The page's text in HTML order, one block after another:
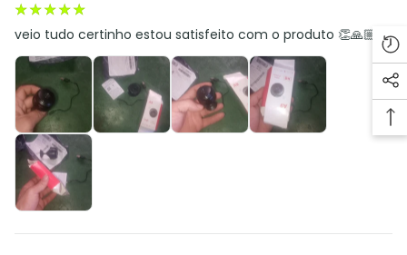
★★★★★
★★★★★
veio tudo certinho estou satisfeito com o produto 👏🙏🏼🍃